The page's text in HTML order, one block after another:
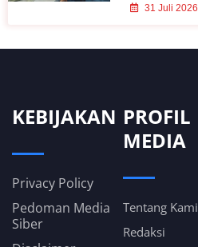
31 Juli 2026
KEBIJAKAN
Privacy Policy
Pedoman Media
Siber
PROFIL
MEDIA
Tentang Kami
Redaksi